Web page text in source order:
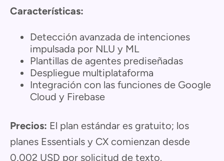
Características:
Detección avanzada de intenciones
impulsada por NLU y ML
Plantillas de agentes prediseñadas
Despliegue multiplataforma
Integración con las funciones de Google
Cloud y Firebase
Precios: El plan estándar es gratuito; los
planes Essentials y CX comienzan desde
0,002 USD por solicitud de texto.